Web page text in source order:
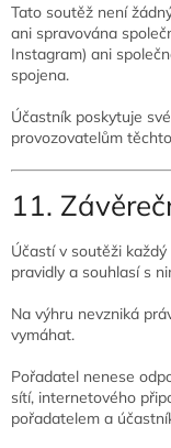
Tato soutěž není
ani spravována
Instagram) ani
spojena.
Účastník poskytuje
provozovatelům
11.
Účastí v soutěži
pravidly a souhlasí s
Na výhru nevzniká
vymáhat.
Pořadatel nenese
sítí, internetového
pořadatelem a